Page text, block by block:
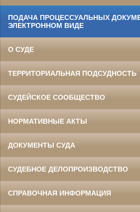
ПОДАЧА ПРОЦЕССУАЛЬНЫХ
ЭЛЕКТРОННОМ ВИДЕ
О СУДЕ
ТЕРРИТОРИАЛЬНАЯ ПОДСУДНОСТЬ
СУДЕЙСКОЕ СООБЩЕСТВО
НОРМАТИВНЫЕ АКТЫ
ДОКУМЕНТЫ СУДА
СУДЕБНОЕ ДЕЛОПРОИЗВОДСТВО
СПРАВОЧНАЯ ИНФОРМАЦИЯ